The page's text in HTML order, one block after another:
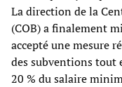
La direction de la
(COB) a finalement
accepté une mesure
des subventions tout
20 % du salaire